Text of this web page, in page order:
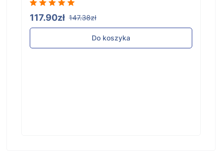
117.90zł 147.38zł
Do koszyka